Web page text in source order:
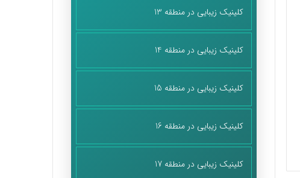
کلینیک زیبایی در منطقه 13
کلینیک زیبایی در منطقه 14
کلینیک زیبایی در منطقه 15
کلینیک زیبایی در منطقه 16
کلینیک زیبایی در منطقه 17